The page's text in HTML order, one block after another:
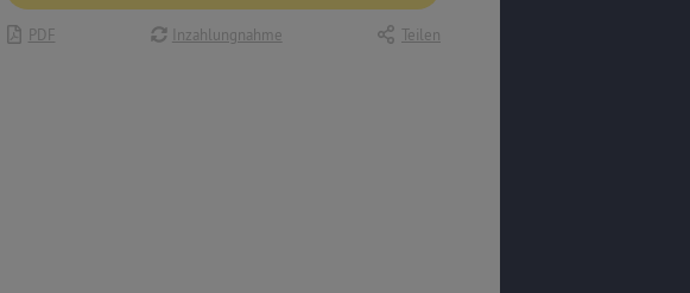
PDF Inzahlungnahme Teilen